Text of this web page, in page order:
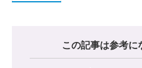
この記事は参考に